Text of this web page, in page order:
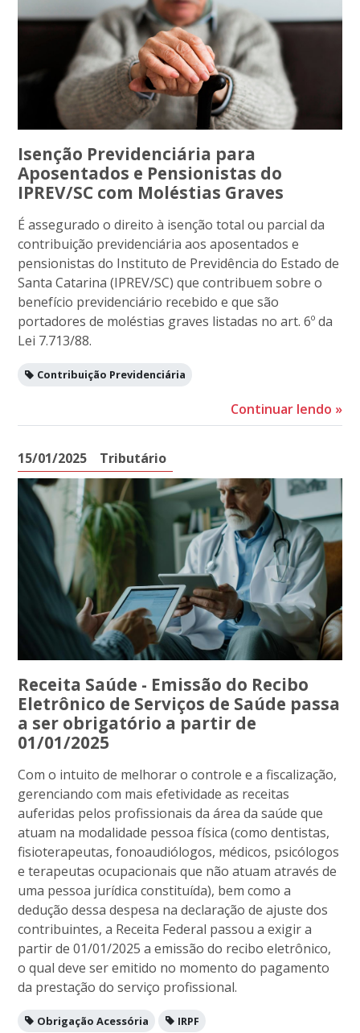
Isenção Previdenciária para
Aposentados e Pensionistas do
IPREV/SC com Moléstias Graves
É assegurado o direito à isenção total ou parcial da
contribuição previdenciária aos aposentados e
pensionistas do Instituto de Previdência do Estado de
Santa Catarina (IPREV/SC) que contribuem sobre o
benefício previdenciário recebido e que são
portadores de moléstias graves listadas no art. 6º da
Lei 7.713/88.
Contribuição Previdenciária
Continuar lendo »
15/01/2025 Tributário
Receita Saúde - Emissão do Recibo
Eletrônico de Serviços de Saúde passa
a ser obrigatório a partir de
01/01/2025
Com o intuito de melhorar o controle e a fiscalização,
gerenciando com mais efetividade as receitas
auferidas pelos profissionais da área da saúde que
atuam na modalidade pessoa física (como dentistas,
fisioterapeutas, fonoaudiólogos, médicos, psicólogos
e terapeutas ocupacionais que não atuam através de
uma pessoa jurídica constituída), bem como a
dedução dessa despesa na declaração de ajuste dos
contribuintes, a Receita Federal passou a exigir a
partir de 01/01/2025 a emissão do recibo eletrônico,
o qual deve ser emitido no momento do pagamento
da prestação do serviço profissional.
Obrigação Acessória IRPF